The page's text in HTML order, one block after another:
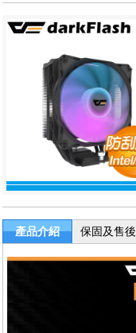
產品介紹
保固及售後
服務